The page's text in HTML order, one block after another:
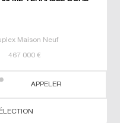
Maison Neuf
467 000 €
APPELER